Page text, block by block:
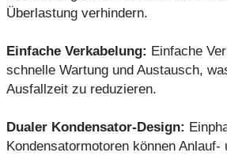
Überlastung verhindern.
Einfache Verkabelung: Einfache
schnelle Wartung und Austausch,
Ausfallzeit zu reduzieren.
Dualer Kondensator-Design:
Kondensatormotoren können Anlauf-